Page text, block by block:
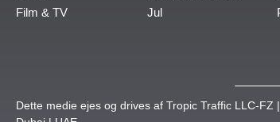
Film & TV
Jul
Dette medie ejes og drives af Tropic Traffic LLC-